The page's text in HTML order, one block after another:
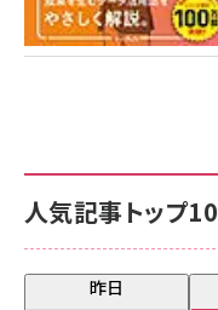
人気記事トップ10
昨日